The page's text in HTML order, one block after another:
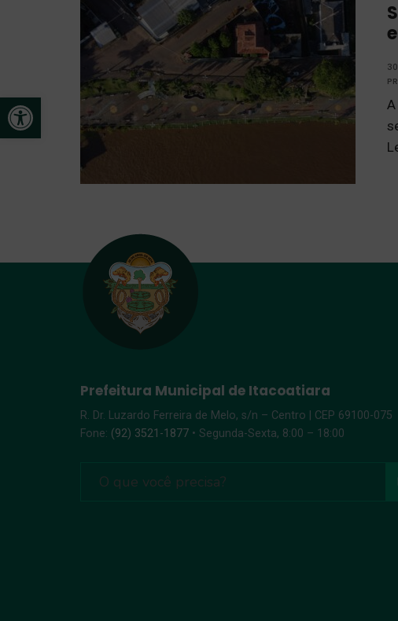
Open toolbar
Prefeitura Municipal de Itacoatiara
R. Dr. Luzardo Ferreira de Melo, s/n – Centro | CEP 69100-075
Fone: (92) 3521-1877 • Segunda-Sexta, 8:00 – 18:00